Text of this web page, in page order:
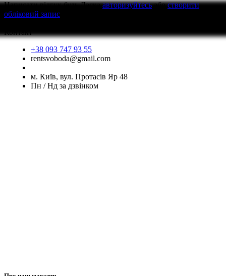
Написати відгукбудь Ласкаавторизуйтесьабостворити
обліковий запис
Контакт
+38 093 747 93 55
rentsvoboda@gmail.com
м. Київ, вул. Протасів Яр 48
Пн / Нд за дзвінком